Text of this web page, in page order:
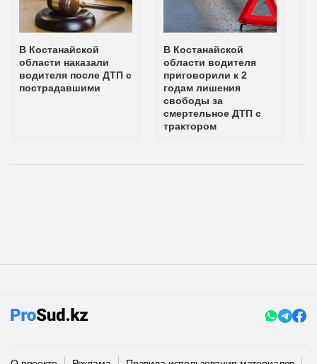
В Костанайской
области наказали
водителя после ДТП с
пострадавшими
В Костанайской
области водителя
приговорили к 2
годам лишения
свободы за
смертельное ДТП с
трактором